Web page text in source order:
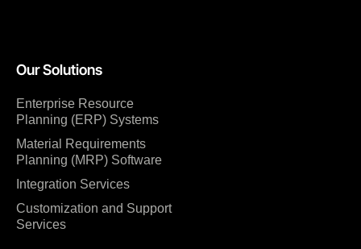
Our Solutions
Enterprise Resource
Planning (ERP) Systems
Material Requirements
Planning (MRP) Software
Integration Services
Customization and Support
Services